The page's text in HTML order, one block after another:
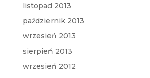
listopad 2013
październik 2013
wrzesień 2013
sierpień 2013
wrzesień 2012